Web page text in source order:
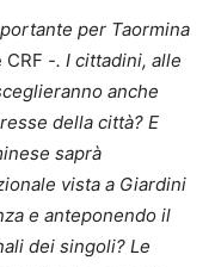
per Taormina
-. I cittadini, alle
anche
della città? E
saprà
vista a Giardini
e anteponendo il
dei singoli? Le